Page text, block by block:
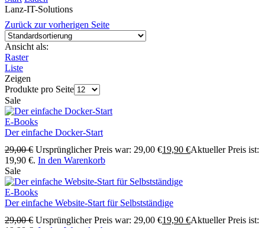
Lanz-IT-Solutions
Zurück zur vorherigen Seite
Ansicht als:
Raster
Liste
Zeigen
Produkte pro Seite
Sale
E-Books
Der einfache Docker-Start
29,00€ Ursprünglicher Preis war: 29,00 €19,90 €Aktueller Preis ist:
19,90 €. In den Warenkorb
Sale
E-Books
Der einfache Website-Start für Selbstständige
29,00€ Ursprünglicher Preis war: 29,00 €19,90 €Aktueller Preis ist: